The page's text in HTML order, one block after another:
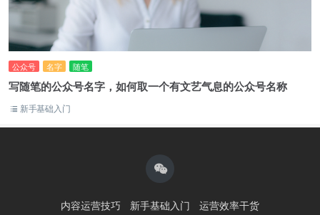
公众号 名字 随笔
写随笔的公众号名字，如何取一个有文艺气息的公众号名称
新手基础入门
内容运营技巧 新手基础入门 运营效率干货